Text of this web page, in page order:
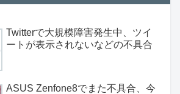
Twitterで大規模障害発生中、ツイ
ートが表示されないなどの不具合
ASUS Zenfone8でまた不具合、今